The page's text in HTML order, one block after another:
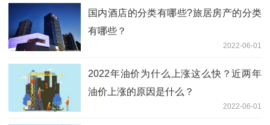
国内酒店的分类有哪些?旅居房产的分类
有哪些？
2022-06-01
2022年油价为什么上涨这么快？近两年
油价上涨的原因是什么？
2022-06-01